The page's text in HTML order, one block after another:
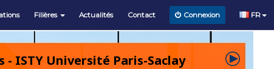
Filières Actualités Contact Connexion FR
ISTY Université Paris-Saclay